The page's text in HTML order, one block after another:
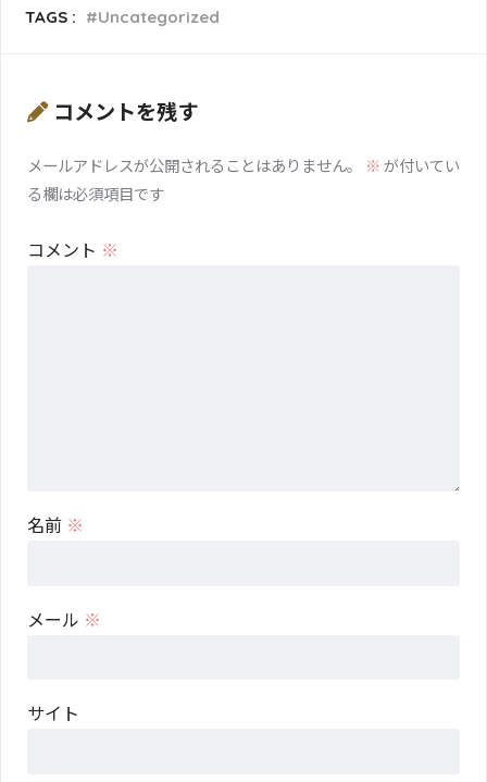
TAGS :
Uncategorized
コメントを残す
メールアドレスが公開されることはありません。 ※が付いてい
る欄は必須項目です
コメント ※
名前 ※
メール ※
サイト